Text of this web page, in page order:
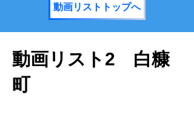
動画リストトップへ
動画リスト2 白糠
町